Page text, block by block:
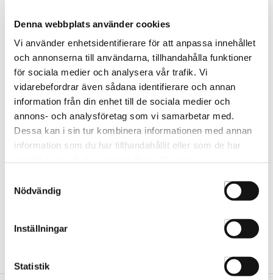
Denna webbplats använder cookies
Vi använder enhetsidentifierare för att anpassa innehållet
och annonserna till användarna, tillhandahålla funktioner
för sociala medier och analysera vår trafik. Vi
vidarebefordrar även sådana identifierare och annan
information från din enhet till de sociala medier och
annons- och analysföretag som vi samarbetar med.
Dessa kan i sin tur kombinera informationen med annan
information som du har tillhandahållit eller som de har
Nödvändig
Inställningar
Statistik
Presentkort Just For Men
24-p
22088